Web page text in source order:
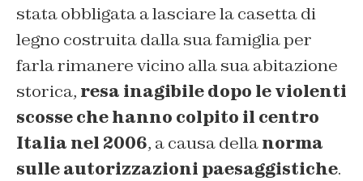
stata obbligata a lasciare la casetta di
legno costruita dalla sua famiglia per
farla rimanere vicino alla sua abitazione
storica, resa inagibile dopo le violenti
scosse che hanno colpito il centro
Italia nel 2006, a causa dellanorma
sulle autorizzazioni paesaggistiche.